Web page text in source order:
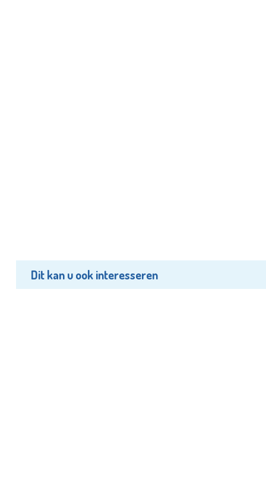
Dit kan u ook interesseren